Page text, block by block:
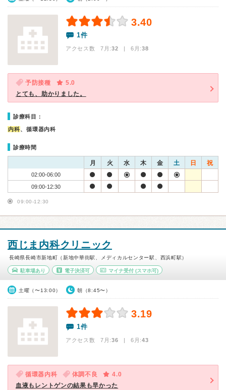
3.40
1件
アクセス数 7月:32 | 6月:38
予防接種
5.0
とても、助かりました。
診療科目：
内科、循環器内科
診療時間
月 火 水 木 金 土 日 祝
02:00-06:00
09:00-12:30
09:00-12:30
西じま内科クリニック
長崎県長崎市新地町（新地中華街駅、メディカルセンター駅、西浜町駅）
駐車場あり 電子決済可 マイナ受付 (スマホ可)
土曜（〜13:00） 朝（8:45〜）
3.19
1件
アクセス数 7月:36 | 6月:43
循環器内科 体調不良
4.0
血液もレントゲンの結果も早かった